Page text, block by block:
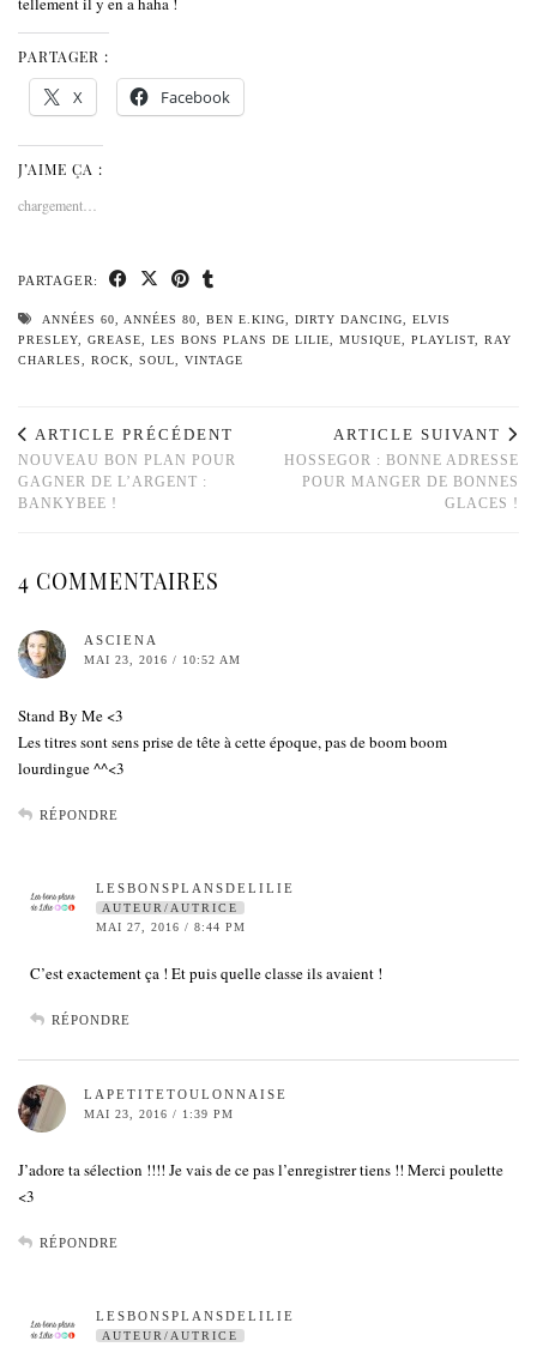
PARTAGER :
X Facebook
J’AIME ÇA :
chargement…
PARTAGER:
ANNÉES 60 ANNÉES 80 BEN E.KING DIRTY DANCING
ELVIS
PRESLEY
GREASE LES BONS PLANS DE LILIE MUSIQUE PLAYLIST
RAY
CHARLES
ROCK SOUL VINTAGE
ARTICLE PRÉCÉDENT
NOUVEAU BON PLAN POUR
GAGNER DE L’ARGENT :
BANKYBEE !
ARTICLE SUIVANT
HOSSEGOR : BONNE ADRESSE
POUR MANGER DE BONNES
GLACES !
4 COMMENTAIRES
ASCIENA
MAI 23, 2016 / 10:52 AM
Stand By Me <3
Les titres sont sens prise de tête à cette époque, pas de boom boom
lourdingue ^^<3
RÉPONDRE
LESBONSPLANSDELILIE
AUTEUR/AUTRICE
MAI 27, 2016 / 8:44 PM
C’est exactement ça ! Et puis quelle classe ils avaient !
RÉPONDRE
LAPETITETOULONNAISE
MAI 23, 2016 / 1:39 PM
J’adore ta sélection !!!! Je vais de ce pas l’enregistrer tiens !! Merci poulette
<3
RÉPONDRE
LESBONSPLANSDELILIE
AUTEUR/AUTRICE